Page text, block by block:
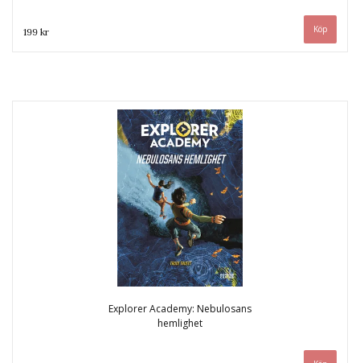
199 kr
Explorer Academy: Nebulosans
hemlighet